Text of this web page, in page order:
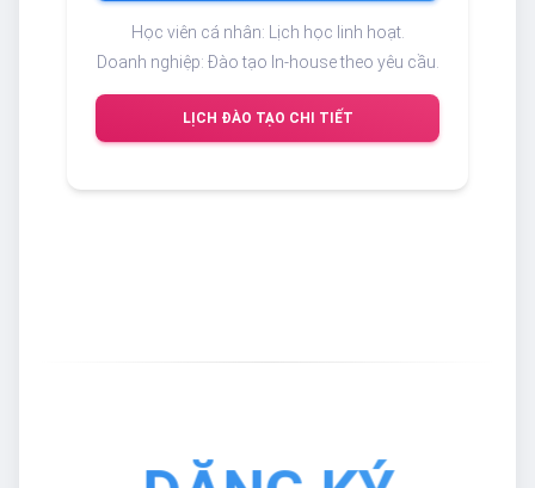
Học viên cá nhân: Lịch học linh hoạt.
Doanh nghiệp: Đào tạo In-house theo yêu cầu.
LỊCH ĐÀO TẠO CHI TIẾT